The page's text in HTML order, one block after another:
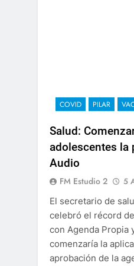
COVID PILAR
Salud:
adolescentes la
Audio
FM Estudio 2 5
El secretario de
celebró el récord
con Agenda Propia
comenzaría la
aprobación de la